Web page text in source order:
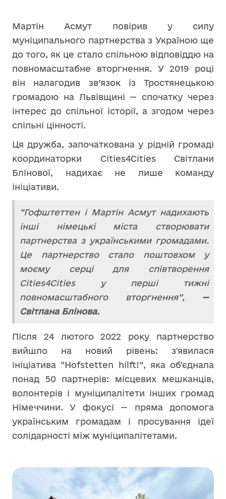
Мартін Асмут повірив у силу
муніципального партнерства з Україною ще
до того, як це стало спільною відповіддю на
повномасштабне вторгнення. У 2019 році
він налагодив зв’язок із Тростянецькою
громадою на Львівщині — спочатку через
інтерес до спільної історії, а згодом через
спільні цінності.
Ця дружба, започаткована у рідній громаді
координаторки Сities4Cities Світлани
Блінової, надихає не лише команду
ініціативи.
“Гофштеттен і Мартін Асмут надихають
інші німецькі міста створювати
партнерства з українськими громадами.
Це партнерство стало поштовхом у
моєму серці для співтворення
Cities4Cities у перші тижні
повномасштабного вторгнення”,
—
Світлана Блінова.
Після 24 лютого 2022 року партнерство
вийшло на новий рівень: з'явилася
ініціатива “Hofstetten hilft!”, яка об'єднала
понад 50 партнерів: місцевих мешканців,
волонтерів і муніципалітети інших громад
Німеччини. У фокусі — пряма допомога
українським громадам і просування ідеї
солідарності між муніципалітетами.